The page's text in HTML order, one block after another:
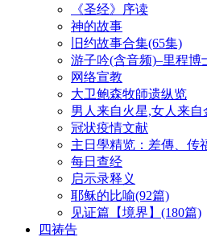
《圣经》序读
神的故事
旧约故事合集(65集)
游子吟(含音频)–里程博
网络宣教
大卫鲍森牧師遗纵览
男人来自火星,女人来自
冠状疫情文献
主日學精览：差傳、传
每日查经
启示录释义
耶稣的比喻(92篇)
见证篇【境界】(180篇)
四祷告